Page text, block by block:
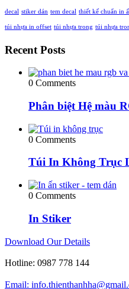
decal stiker dán tem decal thiết kế chuẩn in
túi nhựa in offset túi nhựa trong túi nhựa
Recent Posts
0 Comments
Phân biệt Hệ màu
0 Comments
Túi In Không Trục
0 Comments
In Stiker
Download Our Details
Hotline: 0987 778 144
Email: